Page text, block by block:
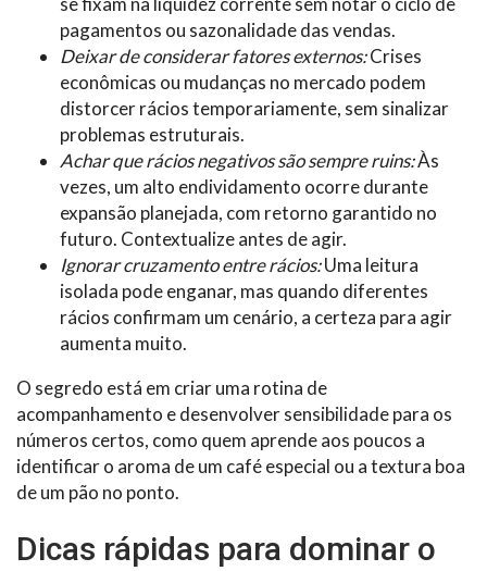
pagamentos ou sazonalidade das vendas.
Deixar de considerar fatores externos:Crises
econômicas ou mudanças no mercado podem
distorcer rácios temporariamente, sem sinalizar
problemas estruturais.
Achar que rácios negativos são sempre ruins:Às
vezes, um alto endividamento ocorre durante
expansão planejada, com retorno garantido no
futuro. Contextualize antes de agir.
Ignorar cruzamento entre rácios:Uma leitura
isolada pode enganar, mas quando diferentes
rácios confirmam um cenário, a certeza para agir
aumenta muito.
O segredo está em criar uma rotina de
acompanhamento e desenvolver sensibilidade para os
números certos, como quem aprende aos poucos a
identificar o aroma de um café especial ou a textura boa
de um pão no ponto.
Dicas rápidas para dominar o